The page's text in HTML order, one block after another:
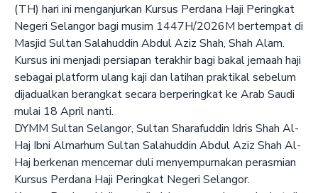
(TH) hari ini menganjurkan Kursus Perdana Haji Peringkat
Negeri Selangor bagi musim 1447H/2026M bertempat di
Masjid Sultan Salahuddin Abdul Aziz Shah, Shah Alam.
Kursus ini menjadi persiapan terakhir bagi bakal jemaah haji
sebagai platform ulang kaji dan latihan praktikal sebelum
dijadualkan berangkat secara berperingkat ke Arab Saudi
mulai 18 April nanti.
DYMM Sultan Selangor, Sultan Sharafuddin Idris Shah Al-
Haj Ibni Almarhum Sultan Salahuddin Abdul Aziz Shah Al-
Haj berkenan mencemar duli menyempurnakan perasmian
Kursus Perdana Haji Peringkat Negeri Selangor.